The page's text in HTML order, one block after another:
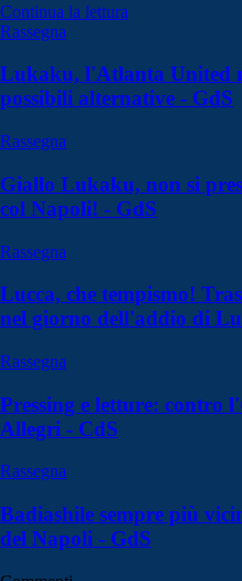
Continua la lettura
Rassegna
Lukaku, l'Atlanta United
possibili alternative - GdS
Rassegna
Giallo Lukaku, non si
col Napoli! - GdS
Rassegna
Lucca, che tempismo!
nel giorno dell'addio di
Rassegna
Pressing e letture: contro
Allegri - CdS
Rassegna
Badiashile sempre più
del Napoli - GdS